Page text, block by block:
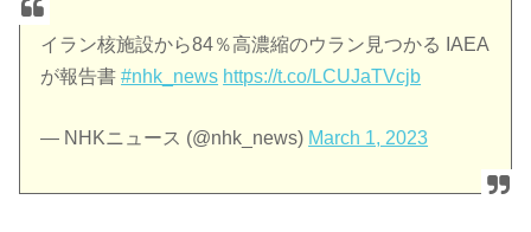
イラン核施設から84％高濃縮のウラン見つかる IAEA
が報告書#nhk_news https://t.co/LCUJaTVcjb
— NHKニュース (@nhk_news) March 1, 2023